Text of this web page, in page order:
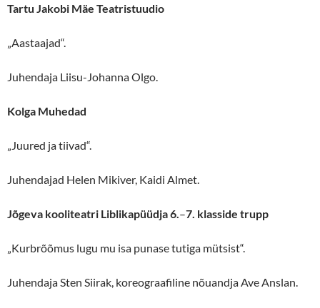
Tartu Jakobi Mäe Teatristuudio
„Aastaajad“.
Juhendaja Liisu-Johanna Olgo.
Kolga Muhedad
„Juured ja tiivad“.
Juhendajad Helen Mikiver, Kaidi Almet.
Jõgeva kooliteatri Liblikapüüdja 6.–7. klasside trupp
„Kurbrõõmus lugu mu isa punase tutiga mütsist“.
Juhendaja Sten Siirak, koreograafiline nõuandja Ave Anslan.